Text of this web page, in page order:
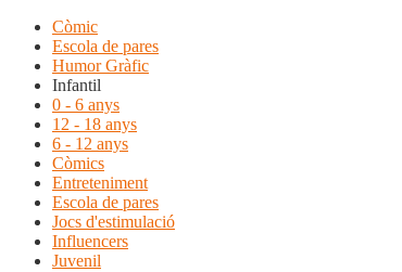
Còmic
Escola de pares
Humor Gràfic
Infantil
0 - 6 anys
12 - 18 anys
6 - 12 anys
Còmics
Entreteniment
Escola de pares
Jocs d'estimulació
Influencers
Juvenil